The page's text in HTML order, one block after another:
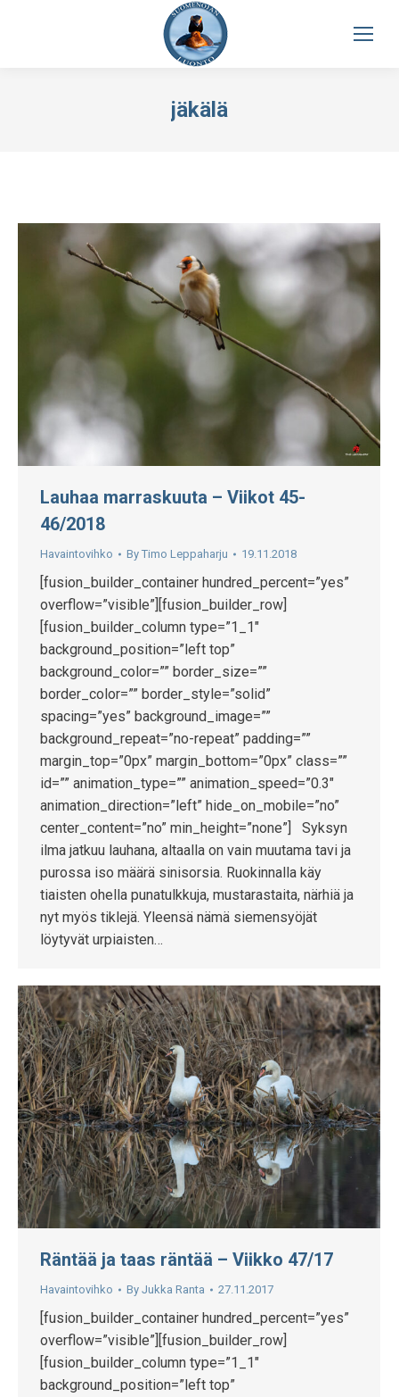
jäkälä
Lauhaa marraskuuta – Viikot 45-
46/2018
Havaintovihko By Timo Leppaharju 19.11.2018
[fusion_builder_container hundred_percent=”yes”
overflow=”visible”][fusion_builder_row]
[fusion_builder_column type=”1_1″
background_position=”left top”
background_color=”” border_size=””
border_color=”” border_style=”solid”
spacing=”yes” background_image=””
background_repeat=”no-repeat” padding=””
margin_top=”0px” margin_bottom=”0px” class=””
id=”” animation_type=”” animation_speed=”0.3″
animation_direction=”left” hide_on_mobile=”no”
center_content=”no” min_height=”none”] Syksyn
ilma jatkuu lauhana, altaalla on vain muutama tavi ja
purossa iso määrä sinisorsia. Ruokinnalla käy
tiaisten ohella punatulkkuja, mustarastaita, närhiä ja
nyt myös tiklejä. Yleensä nämä siemensyöjät
löytyvät urpiaisten…
Räntää ja taas räntää – Viikko 47/17
Havaintovihko By Jukka Ranta 27.11.2017
[fusion_builder_container hundred_percent=”yes”
overflow=”visible”][fusion_builder_row]
[fusion_builder_column type=”1_1″
background_position=”left top”